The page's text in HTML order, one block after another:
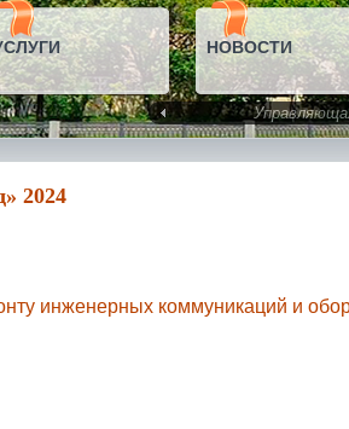
НОВОСТИ
2024
инженерных коммуникаций и